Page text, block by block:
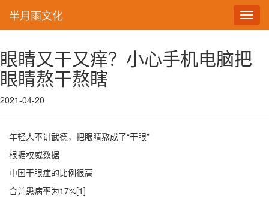
半月雨文化
眼睛又干又痒？小心手机电脑把
眼睛熬干熬瞎
2021-04-20
年轻人不讲武德，把眼睛熬成了“干眼”
根据权威数据
中国干眼症的比例很高
合并患病率为17%[1]